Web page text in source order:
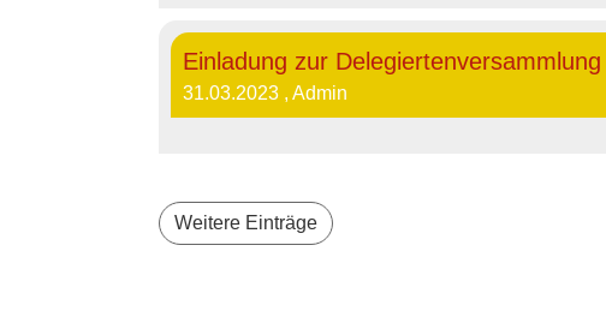
Einladung zur
31.03.2023 , Admin
Weitere Einträge